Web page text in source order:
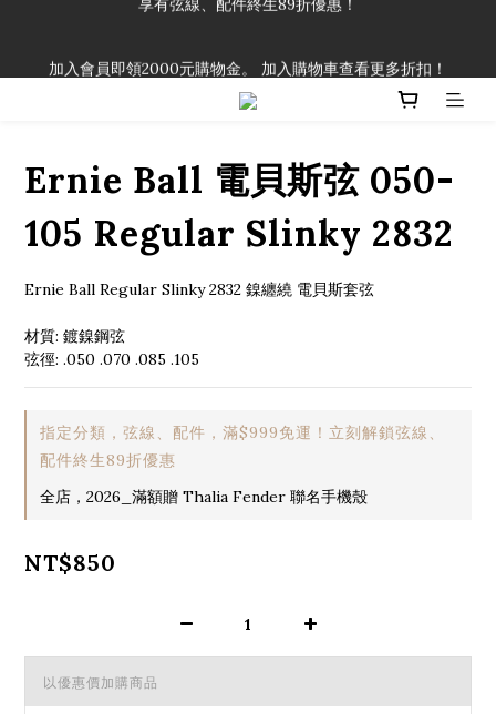
「一生弦命！」單筆購買弦線、配件滿$999（不含運費），即可
Ernie Ball 電貝斯弦 050-
105 Regular Slinky 2832
Ernie Ball Regular Slinky 2832 鎳纏繞 電貝斯套弦
材質: 鍍鎳鋼弦
弦徑: .050 .070 .085 .105
指定分類，弦線、配件，滿$999免運！立刻解鎖弦線、
配件終生89折優惠
全店，2026_滿額贈 Thalia Fender 聯名手機殼
NT$850
以優惠價加購商品